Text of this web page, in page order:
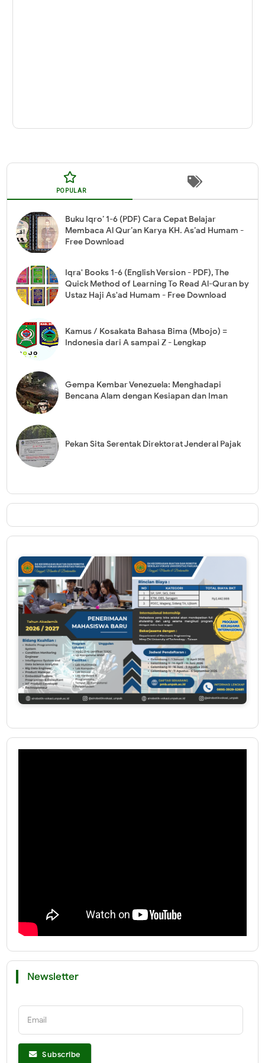
POPULAR
Buku Iqro’ 1-6 (PDF) Cara Cepat Belajar
Membaca Al Qur’an Karya KH. As’ad Humam -
Free Download
Iqra' Books 1-6 (English Version - PDF), The
Quick Method of Learning To Read Al-Quran by
Ustaz Haji As'ad Humam - Free Download
Kamus / Kosakata Bahasa Bima (Mbojo) =
Indonesia dari A sampai Z - Lengkap
Gempa Kembar Venezuela: Menghadapi
Bencana Alam dengan Kesiapan dan Iman
Pekan Sita Serentak Direktorat Jenderal Pajak
Newsletter
Email
Subscribe